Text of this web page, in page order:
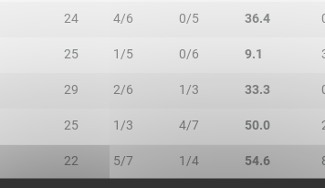
24 4/6 0/5 36.4
25 1/5 0/6 9.1
29 2/6 1/3 33.3
25 1/3 4/7 50.0
22 5/7 1/4 54.6